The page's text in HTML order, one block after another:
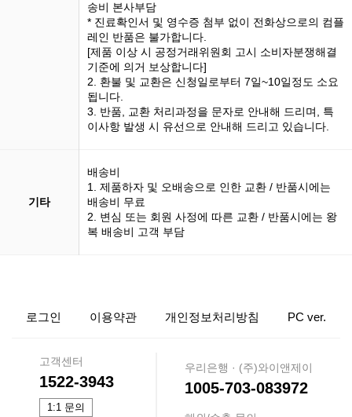
송비 본사부담
* 진료확인서 및 영수증 첨부 없이 전화상으로의 컴플
레인 반품은 불가합니다.
[제품 이상 시 공정거래위원회 고시 소비자분쟁해결
기준에 의거 보상합니다]
2. 환불 및 교환은 신청일로부터 7일~10일정도 소요
됩니다.
3. 반품, 교환 처리과정을 문자로 안내해 드리며, 특
이사항 발생 시 유선으로 안내해 드리고 있습니다.
기타
배송비
1. 제품하자 및 오배송으로 인한 교환 / 반품시에는
배송비 무료
2. 변심 또는 회원 사정에 따른 교환 / 반품시에는 왕
복 배송비 고객 부담
로그인 이용약관 개인정보처리방침 PC ver.
고객센터
1522-3943
1:1 문의
우리은행 · (주)와이앤제이
1005-703-083972